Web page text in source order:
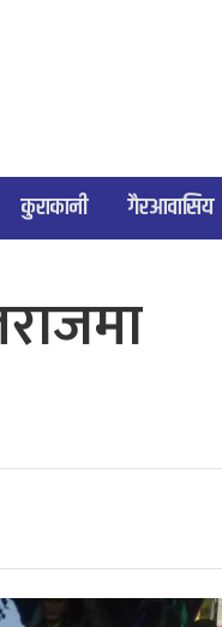
कुराकानी गैरआवासिय